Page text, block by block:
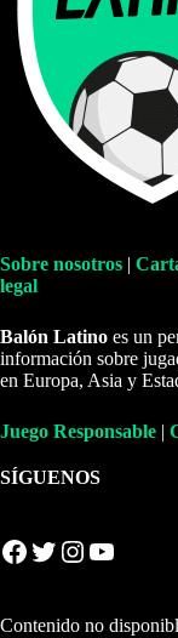
Sobre nosotros |
legal
Balón Latino es un
información sobre
en Europa, Asia y
Juego Responsable |
SÍGUENOS
Facebook Twitter Instagram YouTube
Contenido no